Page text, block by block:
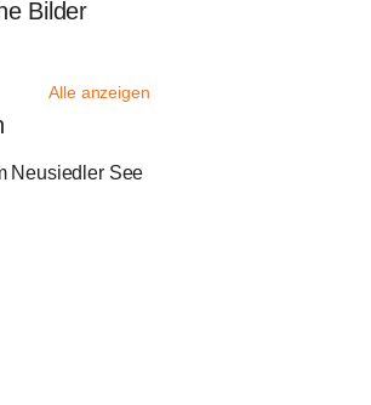
Bilder
Alle anzeigen
Neusiedler See